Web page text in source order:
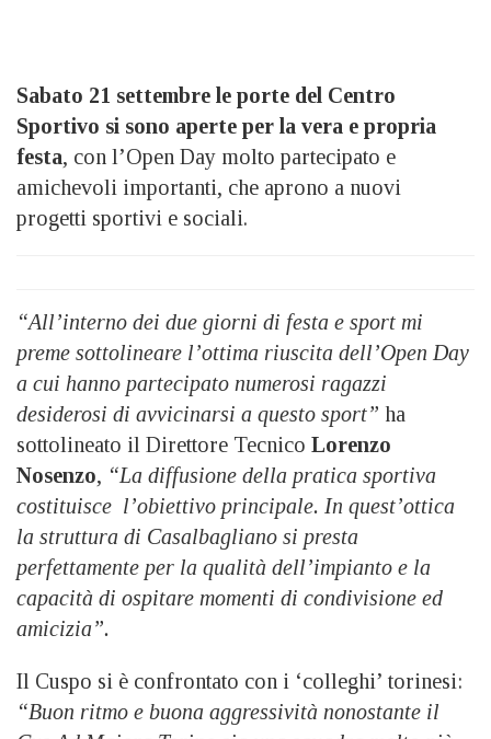
Sabato 21 settembre le porte del Centro
Sportivo si sono aperte per la vera e propria
festa, con l’Open Day molto partecipato e
amichevoli importanti, che aprono a nuovi
progetti sportivi e sociali.
“All’interno dei due giorni di festa e sport mi
preme sottolineare l’ottima riuscita dell’Open Day
a cui hanno partecipato numerosi ragazzi
desiderosi di avvicinarsi a questo sport” ha
sottolineato il Direttore Tecnico Lorenzo
Nosenzo, “La diffusione della pratica sportiva
costituisce l’obiettivo principale. In quest’ottica
la struttura di Casalbagliano si presta
perfettamente per la qualità dell’impianto e la
capacità di ospitare momenti di condivisione ed
amicizia”.
Il Cuspo si è confrontato con i ‘colleghi’ torinesi:
“Buon ritmo e buona aggressività nonostante il